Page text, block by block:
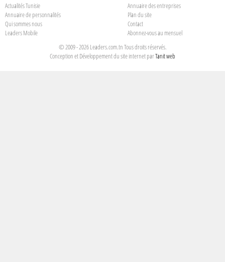
Actualités Tunisie
Annuaire des entreprises
Annuaire de personnalités
Plan du site
Qui sommes nous
Contact
Leaders Mobile
Abonnez-vous au mensuel
© 2009 - 2026 Leaders.com.tn Tous droits réservés.
Conception et Développement du site internet parTanit web